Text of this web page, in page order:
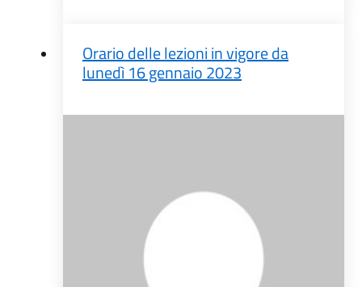
Orario delle lezioni in vigore da
lunedì 16 gennaio 2023